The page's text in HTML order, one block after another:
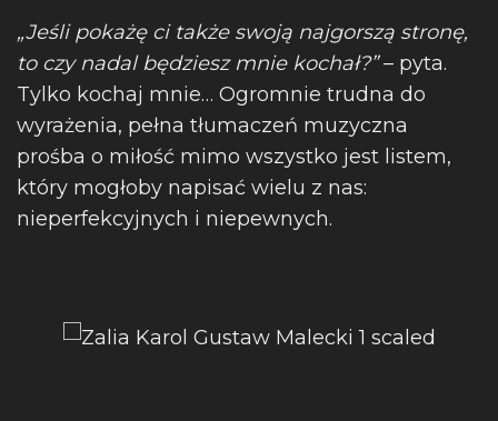
„Jeśli pokażę ci także swoją najgorszą stronę,
to czy nadal będziesz mnie kochał?”– pyta.
Tylko kochaj mnie… Ogromnie trudna do
wyrażenia, pełna tłumaczeń muzyczna
prośba o miłość mimo wszystko jest listem,
który mogłoby napisać wielu z nas:
nieperfekcyjnych i niepewnych.